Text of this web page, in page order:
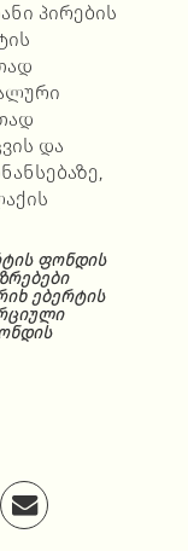
პირების
და
ფონდის
ებერტის